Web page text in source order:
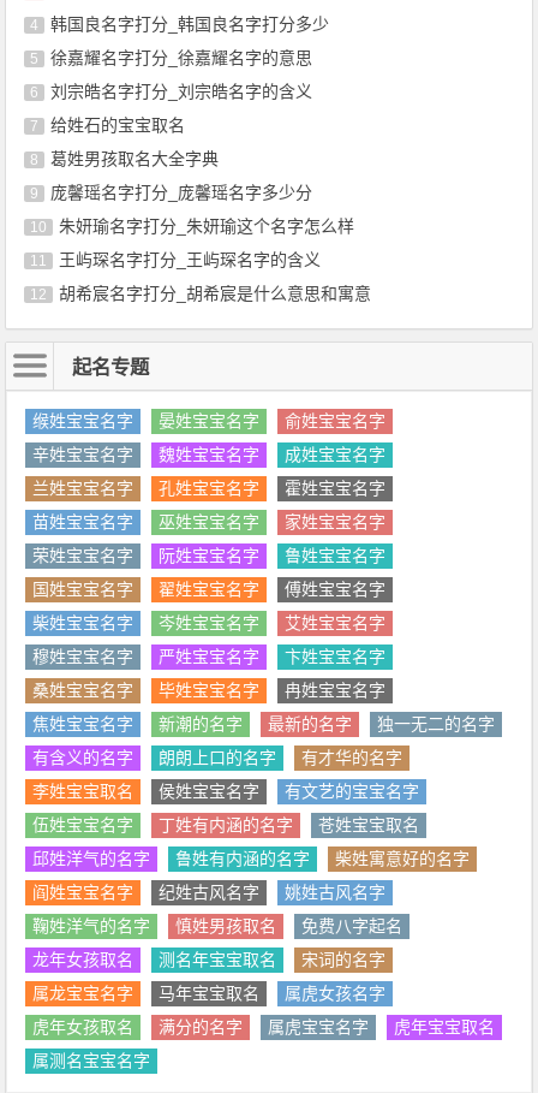
4 韩国良名字打分_韩国良名字打分多少
5 徐嘉耀名字打分_徐嘉耀名字的意思
6 刘宗皓名字打分_刘宗皓名字的含义
7 给姓石的宝宝取名
8 葛姓男孩取名大全字典
9 庞馨瑶名字打分_庞馨瑶名字多少分
10 朱妍瑜名字打分_朱妍瑜这个名字怎么样
11 王屿琛名字打分_王屿琛名字的含义
12 胡希宸名字打分_胡希宸是什么意思和寓意
起名专题
缑姓宝宝名字 晏姓宝宝名字
俞姓宝宝名字
辛姓宝宝名字
魏姓宝宝名字
成姓宝宝名字
兰姓宝宝名字
孔姓宝宝名字
霍姓宝宝名字
苗姓宝宝名字
巫姓宝宝名字
家姓宝宝名字
荣姓宝宝名字
阮姓宝宝名字
鲁姓宝宝名字
国姓宝宝名字
翟姓宝宝名字
傅姓宝宝名字
柴姓宝宝名字
岑姓宝宝名字
艾姓宝宝名字
穆姓宝宝名字
严姓宝宝名字
卞姓宝宝名字
桑姓宝宝名字
毕姓宝宝名字
冉姓宝宝名字
焦姓宝宝名字
新潮的名字 最新的名字
独一无二的名字
有含义的名字
朗朗上口的名字
有才华的名字
李姓宝宝取名
侯姓宝宝名字
有文艺的宝宝名字
伍姓宝宝名字
丁姓有内涵的名字
苍姓宝宝取名
邱姓洋气的名字
鲁姓有内涵的名字
柴姓寓意好的名字
阎姓宝宝名字
纪姓古风名字
姚姓古风名字
鞠姓洋气的名字
慎姓男孩取名
免费八字起名
龙年女孩取名
测名年宝宝取名
宋词的名字
属龙宝宝名字
马年宝宝取名
属虎女孩名字
虎年女孩取名
满分的名字 属虎宝宝名字
虎年宝宝取名
属测名宝宝名字